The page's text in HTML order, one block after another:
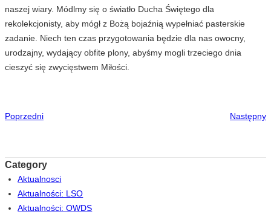
naszej wiary. Módlmy się o światło Ducha Świętego dla
rekolekcjonisty, aby mógł z Bożą bojaźnią wypełniać pasterskie
zadanie. Niech ten czas przygotowania będzie dla nas owocny,
urodzajny, wydający obfite plony, abyśmy mogli trzeciego dnia
cieszyć się zwycięstwem Miłości.
Poprzedni Następny
Category
Aktualnosci
Aktualności: LSO
Aktualności: OWDS